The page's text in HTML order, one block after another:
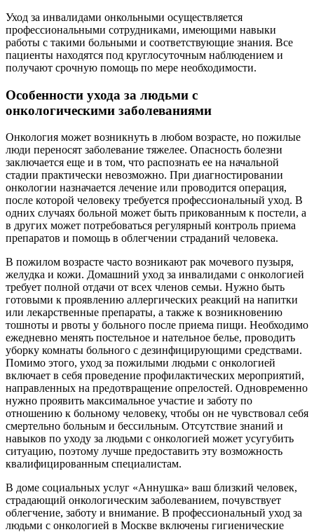
Уход за инвалидами онкольными осуществляется
профессиональными сотрудниками, имеющими навыки
работы с такими больными и соответствующие знания. Все
пациенты находятся под круглосуточным наблюдением и
получают срочную помощь по мере необходимости.
Особенности ухода за людьми с
онкологическими заболеваниями
Онкология может возникнуть в любом возрасте, но пожилые
люди переносят заболевание тяжелее. Опасность болезни
заключается еще и в том, что распознать ее на начальной
стадии практически невозможно. При диагностировании
онкологии назначается лечение или проводится операция,
после которой человеку требуется профессиональный уход. В
одних случаях больной может быть прикованным к постели, а
в других может потребоваться регулярный контроль приема
препаратов и помощь в облегчении страданий человека.
В пожилом возрасте часто возникают рак мочевого пузыря,
желудка и кожи. Домашний уход за инвалидами с онкологией
требует полной отдачи от всех членов семьи. Нужно быть
готовыми к проявлению аллергических реакций на напитки
или лекарственные препараты, а также к возникновению
тошноты и рвоты у больного после приема пищи. Необходимо
ежедневно менять постельное и нательное белье, проводить
уборку комнаты больного с дезинфицирующими средствами.
Помимо этого, уход за пожилыми людьми с онкологией
включает в себя проведение профилактических мероприятий,
направленных на предотвращение опрелостей. Одновременно
нужно проявить максимальное участие и заботу по
отношению к больному человеку, чтобы он не чувствовал себя
смертельно больным и бессильным. Отсутствие знаний и
навыков по уходу за людьми с онкологией может усугубить
ситуацию, поэтому лучше предоставить эту возможность
квалифицированным специалистам.
В доме социальных услуг «Аннушка» ваш близкий человек,
страдающий онкологическим заболеванием, почувствует
облегчение, заботу и внимание. В профессиональный уход за
людьми с онкологией в Москве включены гигиенические